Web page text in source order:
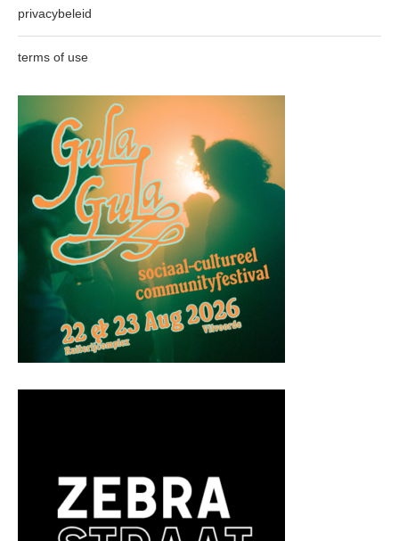
privacybeleid
terms of use